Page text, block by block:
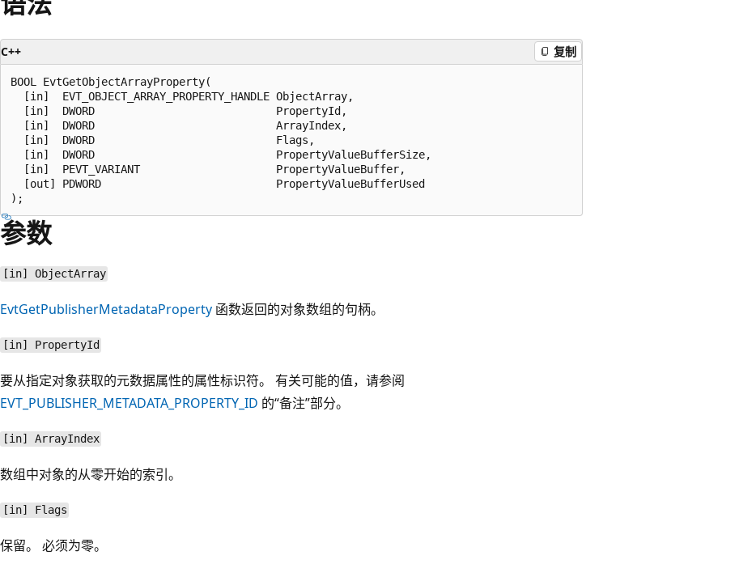
C++ 复制
BOOL EvtGetObjectArrayProperty(
  [in]  EVT_OBJECT_ARRAY_PROPERTY_HANDLE ObjectArray,
  [in]  DWORD                            PropertyId,
  [in]  DWORD                            ArrayIndex,
  [in]  DWORD                            Flags,
  [in]  DWORD                            PropertyValueBufferSize,
  [in]  PEVT_VARIANT                     PropertyValueBuffer,
  [out] PDWORD                           PropertyValueBufferUsed
参数
[in] ObjectArray
EvtGetPublisherMetadataProperty 函数返回的对象数组的句柄。
[in] PropertyId
要从指定对象获取的元数据属性的属性标识符。 有关可能的值，请参阅
EVT_PUBLISHER_METADATA_PROPERTY_ID 的“备注”部分。
[in] ArrayIndex
数组中对象的从零开始的索引。
[in] Flags
保留。 必须为零。